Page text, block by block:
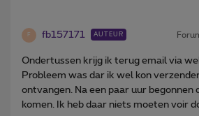
F fb157171 AUTEUR
Ondertussen krijg ik terug email via
Probleem was dar ik wel kon
ontvangen. Na een paar uur begonnen
komen. Ik heb daar niets moeten voir